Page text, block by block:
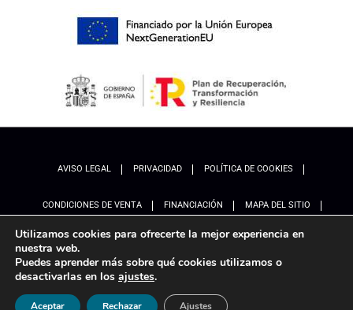
AVISO LEGAL PRIVACIDAD POLÍTICA DE COOKIES
CONDICIONES DE VENTA FINANCIACIÓN MAPA DEL SITIO
AJUSTES
Marketing Ladinamo
Utilizamos cookies para ofrecerte la mejor experiencia en
nuestra web.
Puedes aprender más sobre qué cookies utilizamos o
desactivarlas en los ajustes.
Aceptar Rechazar Ajustes